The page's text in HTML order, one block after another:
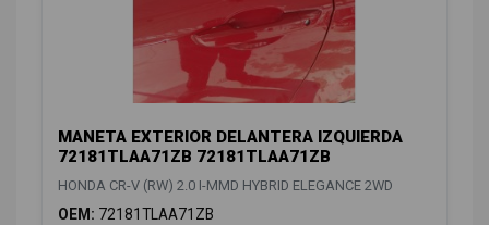
MANETA EXTERIOR DELANTERA IZQUIERDA
72181TLAA71ZB 72181TLAA71ZB
HONDA CR-V (RW) 2.0 I-MMD HYBRID ELEGANCE 2WD
OEM: 72181TLAA71ZB